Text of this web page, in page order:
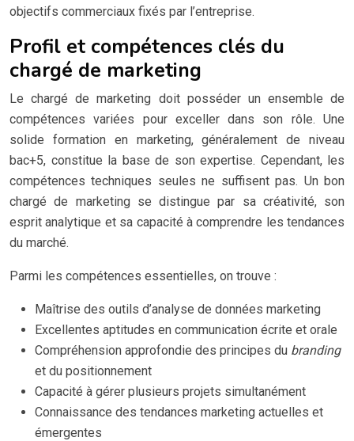
objectifs commerciaux fixés par l’entreprise.
Profil et compétences clés du
chargé de marketing
Le chargé de marketing doit posséder un ensemble de
compétences variées pour exceller dans son rôle. Une
solide formation en marketing, généralement de niveau
bac+5, constitue la base de son expertise. Cependant, les
compétences techniques seules ne suffisent pas. Un bon
chargé de marketing se distingue par sa créativité, son
esprit analytique et sa capacité à comprendre les tendances
du marché.
Parmi les compétences essentielles, on trouve :
Maîtrise des outils d’analyse de données marketing
Excellentes aptitudes en communication écrite et orale
Compréhension approfondie des principes du branding
et du positionnement
Capacité à gérer plusieurs projets simultanément
Connaissance des tendances marketing actuelles et
émergentes